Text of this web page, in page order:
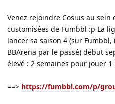
Venez rejoindre Cosius au sein
customisées de Fumbbl :p La
lancer sa saison 4 (sur
BBArena par le passé) début
élevé : 2 semaines pour jouer 1
==> https://fumbbl.com/p/